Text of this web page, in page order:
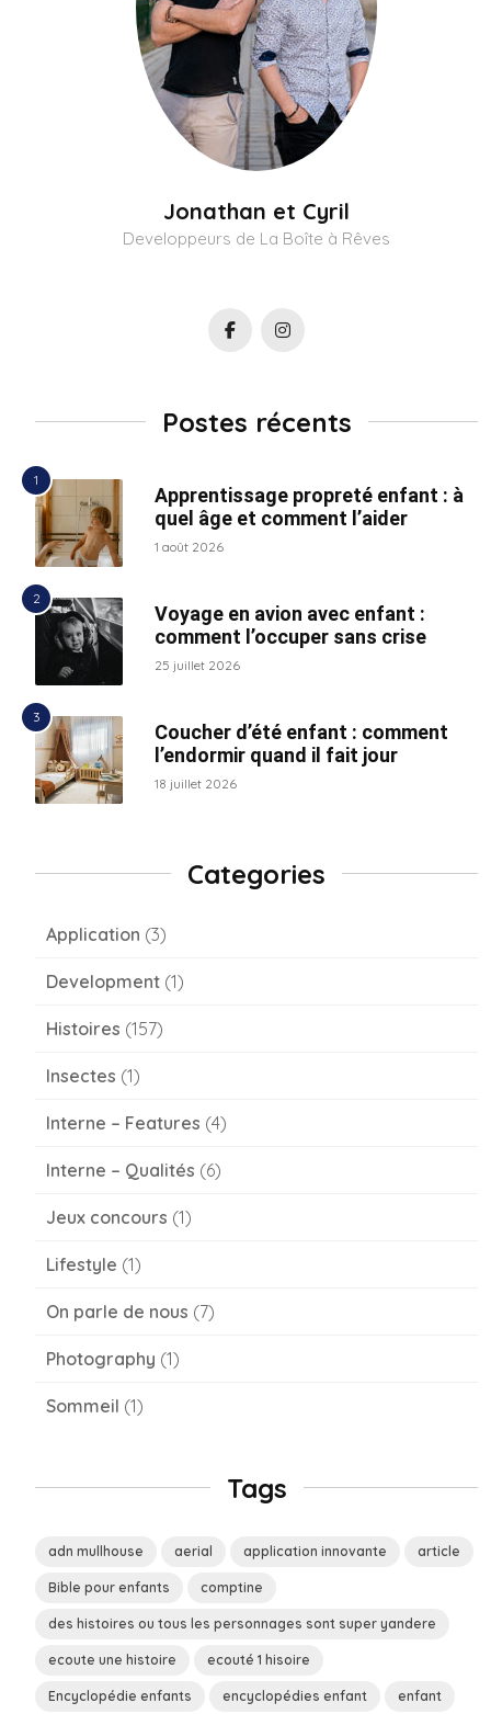
Jonathan et Cyril
Developpeurs de La Boîte à Rêves
Postes récents
Apprentissage propreté enfant : à
quel âge et comment l’aider
1 août 2026
Voyage en avion avec enfant :
comment l’occuper sans crise
25 juillet 2026
Coucher d’été enfant : comment
l’endormir quand il fait jour
18 juillet 2026
Categories
Application (3)
Development (1)
Histoires (157)
Insectes (1)
Interne – Features (4)
Interne – Qualités (6)
Jeux concours (1)
Lifestyle (1)
On parle de nous (7)
Photography (1)
Sommeil (1)
Tags
adn mullhouse aerial application innovante article
Bible pour enfants comptine
des histoires ou tous les personnages sont super yandere
ecoute une histoire ecouté 1 hisoire
Encyclopédie enfants encyclopédies enfant enfant